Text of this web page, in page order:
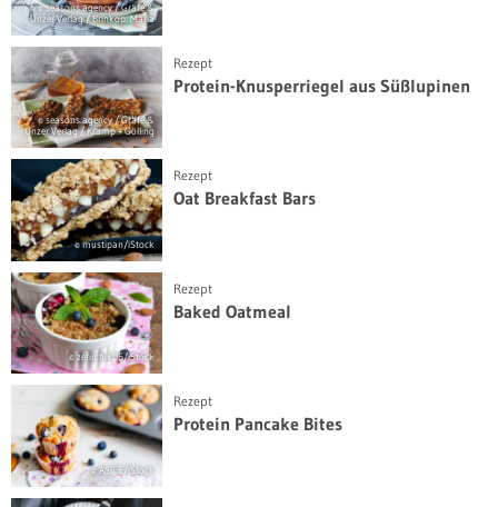
© © seasons.agency / Gräfe &
Unzer Verlag / Brinkop, Maria
© seasons.agency / Gräfe &
Unzer Verlag / Kramp + Gölling
Rezept
Protein-Knusperriegel aus Süßlupinen
© mustipan/iStock
Rezept
Oat Breakfast Bars
© zefirchik06/iStock
Rezept
Baked Oatmeal
© ASIFE/iStock
Rezept
Protein Pancake Bites